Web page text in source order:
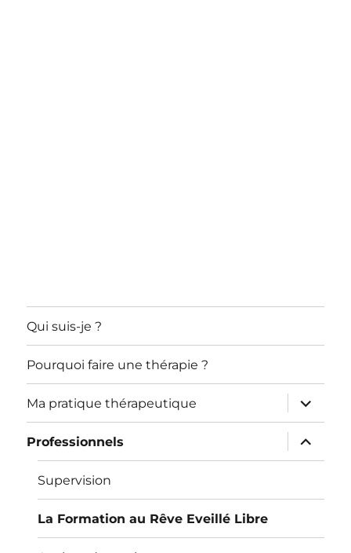
Qui suis-je ?
Pourquoi faire une thérapie ?
Ma pratique thérapeutique
ouvrir
le
sous-
menu
Professionnels
ouvrir
le
sous-
Supervision
La Formation au Rêve Eveillé Libre